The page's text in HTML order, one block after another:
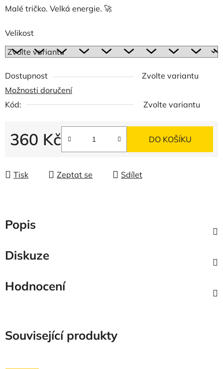
Malé tričko. Velká energie. 🚀
Velikost
Dostupnost
Zvolte variantu
Možnosti doručení
Kód:
Zvolte variantu
360 Kč DO KOŠÍKU
Tisk Zeptat se Sdílet
Popis
Diskuze
Hodnocení
Související produkty